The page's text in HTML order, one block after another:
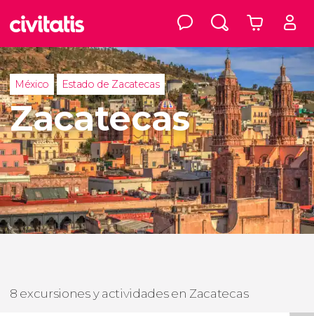
México Estado de Zacatecas
Zacatecas
8 excursiones y actividades en Zacatecas